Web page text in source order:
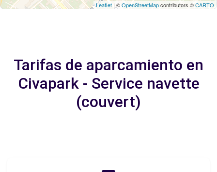
Leaflet | ©OpenStreetMapcontributors ©CARTO
Tarifas de aparcamiento en
Civapark - Service navette
(couvert)